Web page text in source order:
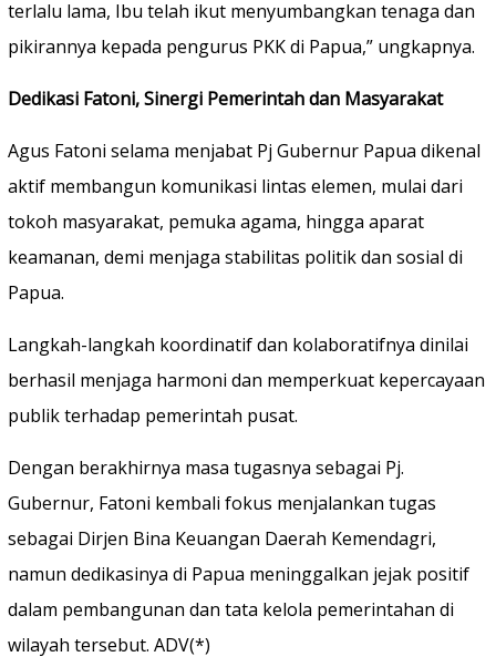
terlalu lama, Ibu telah ikut menyumbangkan tenaga dan
pikirannya kepada pengurus PKK di Papua,” ungkapnya.
Dedikasi Fatoni, Sinergi Pemerintah dan Masyarakat
Agus Fatoni selama menjabat Pj Gubernur Papua dikenal
aktif membangun komunikasi lintas elemen, mulai dari
tokoh masyarakat, pemuka agama, hingga aparat
keamanan, demi menjaga stabilitas politik dan sosial di
Papua.
Langkah-langkah koordinatif dan kolaboratifnya dinilai
berhasil menjaga harmoni dan memperkuat kepercayaan
publik terhadap pemerintah pusat.
Dengan berakhirnya masa tugasnya sebagai Pj.
Gubernur, Fatoni kembali fokus menjalankan tugas
sebagai Dirjen Bina Keuangan Daerah Kemendagri,
namun dedikasinya di Papua meninggalkan jejak positif
dalam pembangunan dan tata kelola pemerintahan di
wilayah tersebut. ADV(*)